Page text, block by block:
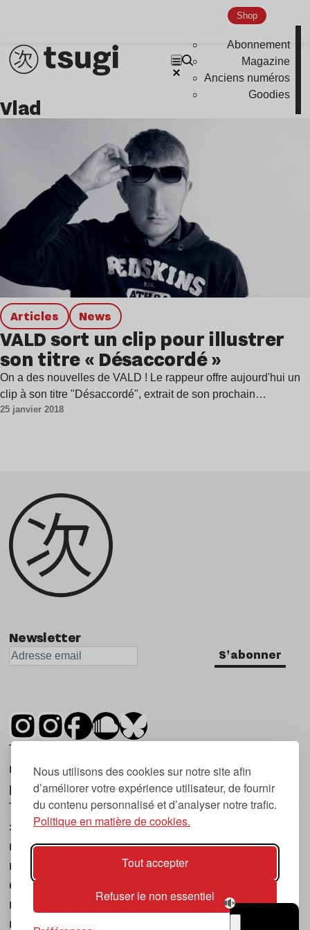
Nous utilisons des cookies sur notre site afin
d’améliorer votre expérience utilisateur, de fournir
du contenu personnalisé et d’analyser notre trafic.
Politique en matière de cookies.
Tout accepter
Refuser le non essentiel
Shop
Abonnement
Magazine
Anciens numéros
Goodies
Indie
vlad
Articles news
VALD sort un clip pour illustrer
son titre « Désaccordé »
On a des nouvelles de VALD ! Le rappeur offre aujourd'hui un
clip à son titre "Désaccordé", extrait de son prochain…
25 janvier 2018
Newsletter
S'abonner
Tsugi est un mensuel indépendant sur la
musique et les nouvelles tendances, dont la
première parution date de 2007.
Tsugi en japonais signifie « prochain », « suivant
», ce qui correspond à la thématique du
magazine, à l’affût des nouvelles tendances
musicales, qu’elles viennent de la musique
électronique, du rock ou du hip hop, et des
nouveaux phénomènes de société liés à la
musique.